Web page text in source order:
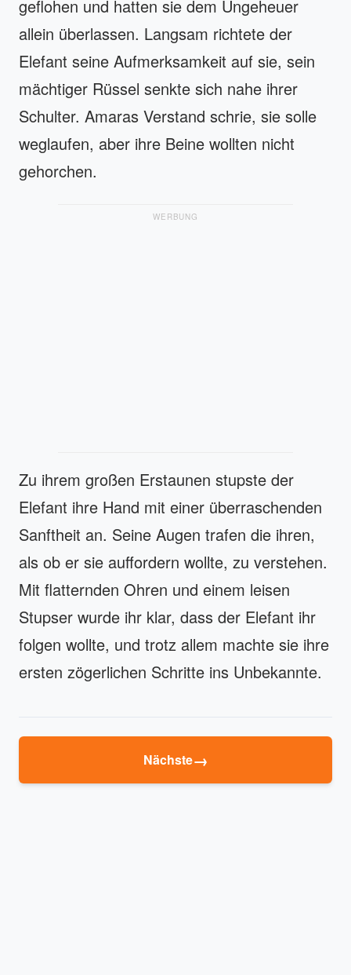
geflohen und hatten sie dem Ungeheuer
allein überlassen. Langsam richtete der
Elefant seine Aufmerksamkeit auf sie, sein
mächtiger Rüssel senkte sich nahe ihrer
Schulter. Amaras Verstand schrie, sie solle
weglaufen, aber ihre Beine wollten nicht
gehorchen.
WERBUNG
Zu ihrem großen Erstaunen stupste der
Elefant ihre Hand mit einer überraschenden
Sanftheit an. Seine Augen trafen die ihren,
als ob er sie auffordern wollte, zu verstehen.
Mit flatternden Ohren und einem leisen
Stupser wurde ihr klar, dass der Elefant ihr
folgen wollte, und trotz allem machte sie ihre
ersten zögerlichen Schritte ins Unbekannte.
Nächste→